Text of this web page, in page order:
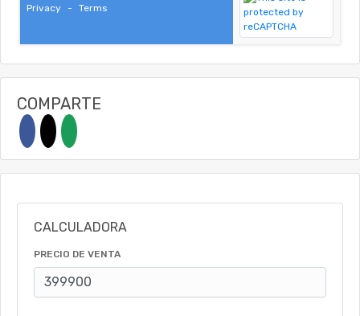
Privacy
- Terms
COMPARTE
CALCULADORA
PRECIO DE VENTA